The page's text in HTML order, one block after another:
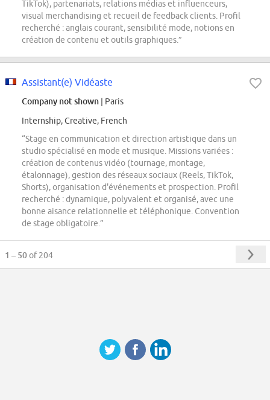
TikTok), partenariats, relations médias et influenceurs,
visual merchandising et recueil de feedback clients. Profil
recherché : anglais courant, sensibilité mode, notions en
création de contenu et outils graphiques.”
Assistant(e) Vidéaste
Company not shown | Paris
Internship, Creative, French
“Stage en communication et direction artistique dans un
studio spécialisé en mode et musique. Missions variées :
création de contenus vidéo (tournage, montage,
étalonnage), gestion des réseaux sociaux (Reels, TikTok,
Shorts), organisation d'événements et prospection. Profil
recherché : dynamique, polyvalent et organisé, avec une
bonne aisance relationnelle et téléphonique. Convention
de stage obligatoire.”
1 – 50of 204